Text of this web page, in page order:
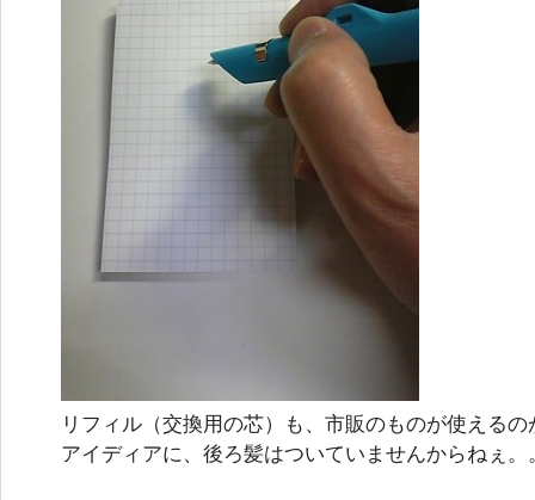
リフィル（交換用の芯）も、市販のものが使える
アイディアに、後ろ髪はついていませんからねぇ。